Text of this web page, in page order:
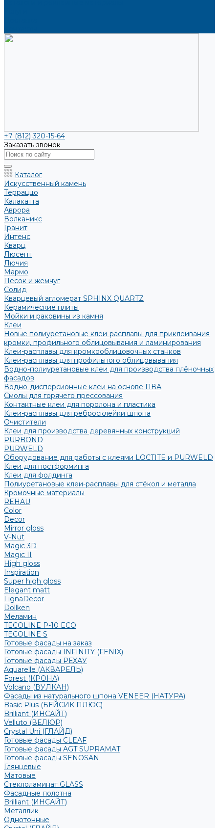
+7 (812) 320-15-64
Заказать звонок
Каталог
Искусственный камень
Терраццо
Калакатта
Аврора
Волканикс
Гранит
Интенс
Кварц
Люсент
Лючия
Мармо
Песок и жемчуг
Солид
Кварцевый агломерат SPHINX QUARTZ
Керамические плиты
Мойки и раковины из камня
Клеи
Новые полиуретановые клеи-расплавы для приклеивания
кромки, профильного облицовывания и ламинирования
Клеи-расплавы для кромкооблицовочных станков
Клеи-расплавы для профильного облицовывания
Водно-полиуретановые клеи для производства плёночных
фасадов
Водно-дисперсионные клеи на основе ПВА
Смолы для горячего прессования
Контактные клеи для поролона и пластика
Клеи-расплавы для ребросклейки шпона
Очистители
Клеи для производства деревянных конструкций
PURBOND
PURWELD
Оборудование для работы с клеями LOCTITE и PURWELD
Клеи для постформинга
Клеи для фолдинга
Полиуретановые клеи-расплавы для стёкол и металла
Кромочные материалы
REHAU
Color
Decor
Mirror gloss
V-Nut
Magic 3D
Magic II
High gloss
Inspiration
Super high gloss
Elegant matt
LignaDecor
Döllken
Меламин
TECOLINE P-10 ECO
TECOLINE S
Готовые фасады на заказ
Готовые фасады INFINITY (FENIX)
Готовые фасады РЕХАУ
Aquarelle (АКВАРЕЛЬ)
Forest (КРОНА)
Volcano (ВУЛКАН)
Фасады из натурального шпона VENEER (НАТУРА)
Basic Plus (БЕЙСИК ПЛЮС)
Brilliant (ИНСАЙТ)
Velluto (ВЕЛЮР)
Crystal Uni (ГЛАЙД)
Готовые фасады CLEAF
Готовые фасады AGT SUPRAMAT
Готовые фасады SENOSAN
Глянцевые
Матовые
Стеклоламинат GLASS
Фасадные полотна
Brilliant (ИНСАЙТ)
Металлик
Однотонные